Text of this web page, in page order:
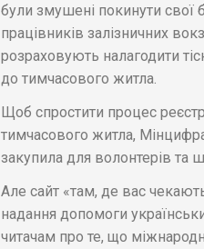
були змушені покинути
працівників залізничних
розраховують налагодити
до тимчасового житла.
Щоб спростити процес
тимчасового житла,
закупила для волонтерів та
Але сайт «там, де вас
надання допомоги
читачам про те, що